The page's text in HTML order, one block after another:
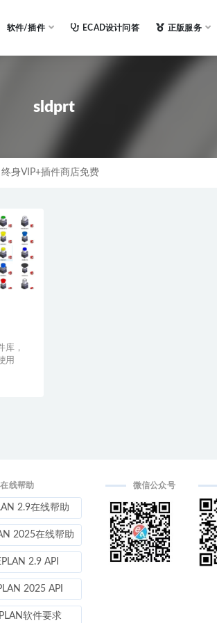
软件/插件 ECAD设计问答 正版服务
sldprt
终身VIP+插件商店免费
库，
用
在线帮助
2.9在线帮助
2025在线帮助
2.9 API
2025 API
软件要求
微信公众号